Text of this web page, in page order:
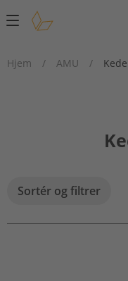
Main
Hjem
/ AMU /
Sortér og filtrer